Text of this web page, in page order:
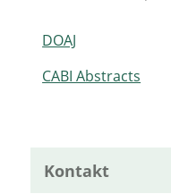
DOAJ
CABI Abstracts
Kontakt